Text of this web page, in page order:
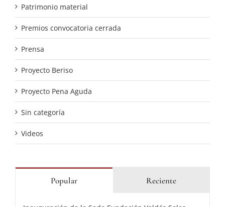
Patrimonio material
Premios convocatoria cerrada
Prensa
Proyecto Beriso
Proyecto Pena Aguda
Sin categoría
Videos
Popular Reciente